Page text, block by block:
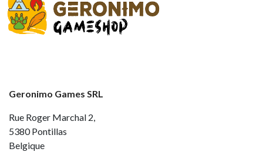
Geronimo Games SRL
Rue Roger Marchal 2,
5380 Pontillas
Belgique